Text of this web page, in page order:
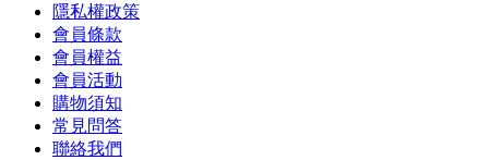
隱私權政策
會員條款
會員權益
會員活動
購物須知
常見問答
聯絡我們